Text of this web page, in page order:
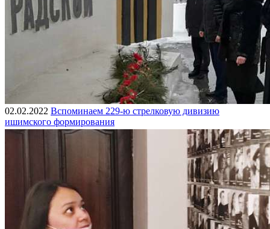
02.02.2022 Вспоминаем 229-ю стрелковую дивизию
ишимского формирования